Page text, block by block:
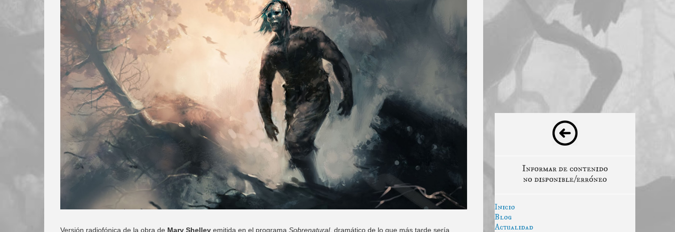
Versión radiofónica de la obra de Mary Shelleyemitida en el programa Sobrenatural, dramático de lo que más tarde sería
Inicio
Blog
Actualidad